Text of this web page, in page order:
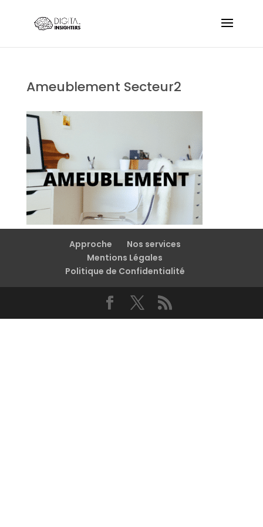
Ameublement Secteur2
Approche
Nos services
Mentions Légales
Politique de Confidentialité